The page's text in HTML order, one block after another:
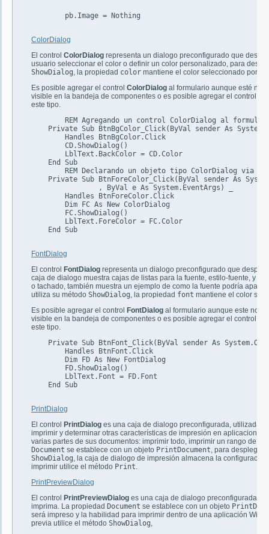
ColorDialog
El control ColorDialog representa un dialogo preconfigurado que
usuario seleccionar el color o definir un color personalizado, para
ShowDialog, la propiedad color mantiene el color seleccionado por el
Es posible agregar el control ColorDialog al formulario aunque esté no
visible en la bandeja de componentes o es posible agregar el control
este tipo.
Private Sub BtnBgColor_Click(ByVal sender As
        CD.ShowDialog()
        LblText.BackColor = CD.Color
    End Sub
Private Sub BtnForeColor_Click(ByVal sender As
        Dim FC As New ColorDialog
        FC.ShowDialog()
        LblText.ForeColor = FC.Color
    End Sub
FontDialog
El control FontDialog representa un dialogo preconfigurado que
caja de dialogo muestra cajas de listas para la fuente, estilo-fuente, y
o tachado, también muestra un ejemplo de como la fuente podría
utiliza su método ShowDialog, la propiedad font mantiene el color
Es posible agregar el control FontDialog al formulario aunque este no
visible en la bandeja de componentes o es posible agregar el control
este tipo.
Private Sub BtnFont_Click(ByVal sender As
        Dim FD As New FontDialog
        FD.ShowDialog()
        LblText.Font = FD.Font
    End Sub
PrintDialog
El control PrintDialog es una caja de dialogo preconfigurada, utilizada
imprimir y determinar otras características de impresión en
varias partes de sus documentos: imprimir todo, imprimir un rango de
Document se establece con un objeto PrintDocument, para desplegar
ShowDialog, la caja de dialogo de impresión almacena la
imprimir utilice el método Print.
PrintPreviewDialog
El control PrintPreviewDialog es una caja de dialogo preconfigurada,
imprima. La propiedad Document se establece con un objeto
será impreso y la habilidad para imprimir dentro de una aplicación
previa utilice el método ShowDialog,